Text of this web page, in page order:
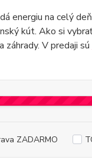
energiu na celý
kút. Ako si
V predaji sú
ZADARMO